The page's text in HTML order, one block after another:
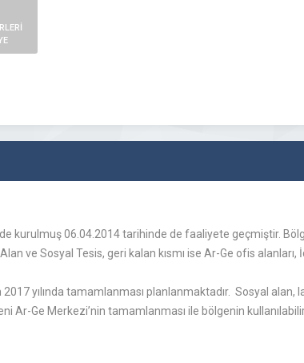
kurulmuş 06.04.2014 tarihinde de faaliyete geçmiştir.
Alan ve Sosyal Tesis, geri kalan kısmı ise Ar-Ge ofis
yılında tamamlanması planlanmaktadır. Sosyal alan,
Ge Merkezi’nin tamamlanması ile bölgenin